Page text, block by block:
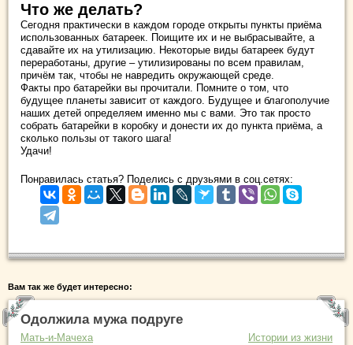
Что же делать?
Сегодня практически в каждом городе открыты пункты приёма
использованных батареек. Поищите их и не выбрасывайте, а
сдавайте их на утилизацию. Некоторые виды батареек будут
переработаны, другие – утилизированы по всем правилам,
причём так, чтобы не навредить окружающей среде.
Факты про батарейки вы прочитали. Помните о том, что
будущее планеты зависит от каждого. Будущее и благополучие
наших детей определяем именно мы с вами. Это так просто
собрать батарейки в коробку и донести их до пункта приёма, а
сколько пользы от такого шага!
Удачи!
Понравилась статья? Поделись с друзьями в соц.сетях:
Вам так же будет интересно:
Одолжила мужа подруге
Мать-и-Мачеха Истории из жизни